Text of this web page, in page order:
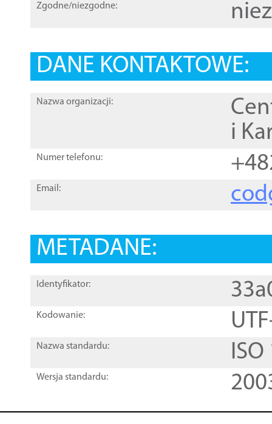
Zgodne/niezgodne:
DANE KONTAKTOWE:
Nazwa organizacji:
i
Numer telefonu:
Email:
METADANE:
Identyfikator:
Kodowanie:
Nazwa standardu:
Wersja standardu: